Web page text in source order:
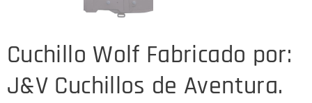
Cuchillo Wolf Fabricado por:
J&V Cuchillos de Aventura.